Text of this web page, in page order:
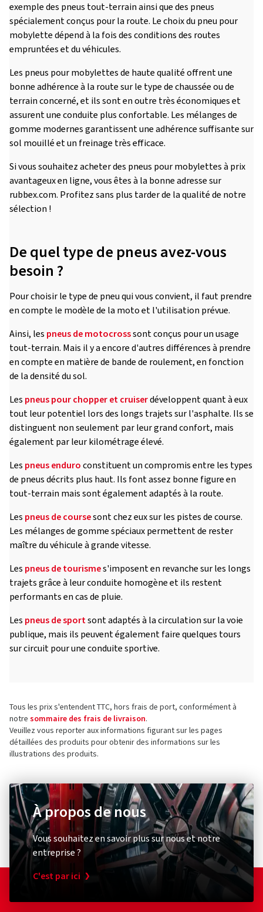
exemple des pneus tout-terrain ainsi que des pneus
spécialement conçus pour la route. Le choix du pneu pour
mobylette dépend à la fois des conditions des routes
empruntées et du véhicules.
Les pneus pour mobylettes de haute qualité offrent une
bonne adhérence à la route sur le type de chaussée ou de
terrain concerné, et ils sont en outre très économiques et
assurent une conduite plus confortable. Les mélanges de
gomme modernes garantissent une adhérence suffisante sur
sol mouillé et un freinage très efficace.
Si vous souhaitez acheter des pneus pour mobylettes à prix
avantageux en ligne, vous êtes à la bonne adresse sur
rubbex.com. Profitez sans plus tarder de la qualité de notre
sélection !
De quel type de pneus avez-vous
besoin ?
Pour choisir le type de pneu qui vous convient, il faut prendre
en compte le modèle de la moto et l'utilisation prévue.
Ainsi, les pneus de motocrosssont conçus pour un usage
tout-terrain. Mais il y a encore d'autres différences à prendre
en compte en matière de bande de roulement, en fonction
de la densité du sol.
Les pneus pour chopper et cruiserdéveloppent quant à eux
tout leur potentiel lors des longs trajets sur l'asphalte. Ils se
distinguent non seulement par leur grand confort, mais
également par leur kilométrage élevé.
Les pneus enduroconstituent un compromis entre les types
de pneus décrits plus haut. Ils font assez bonne figure en
tout-terrain mais sont également adaptés à la route.
Les pneus de coursesont chez eux sur les pistes de course.
Les mélanges de gomme spéciaux permettent de rester
maître du véhicule à grande vitesse.
Les pneus de tourismes'imposent en revanche sur les longs
trajets grâce à leur conduite homogène et ils restent
performants en cas de pluie.
Les pneus de sportsont adaptés à la circulation sur la voie
publique, mais ils peuvent également faire quelques tours
sur circuit pour une conduite sportive.
Tous les prix s'entendent TTC, hors frais de port, conformément à
notre sommaire des frais de livraison.
Veuillez vous reporter aux informations figurant sur les pages
détaillées des produits pour obtenir des informations sur les
illustrations des produits.
À propos de nous
Vous souhaitez en savoir plus sur nous et notre
entreprise ?
C'est par ici